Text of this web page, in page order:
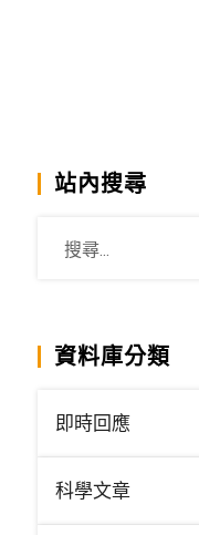
站內搜尋
資料庫分類
即時回應
科學文章